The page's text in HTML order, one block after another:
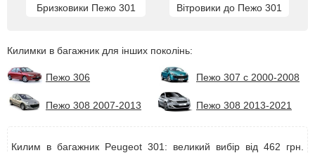
Бризковики Пежо 301 Вітровики до Пежо 301
Килимки в багажник для інших поколінь:
Пежо 306 Пежо 307 с 2000-2008
Пежо 308 2007-2013 Пежо 308 2013-2021
Килим в багажник Peugeot 301: великий вибір від 462 грн.